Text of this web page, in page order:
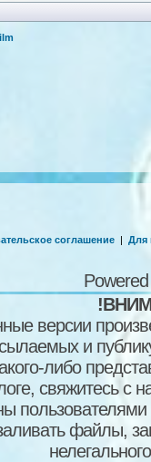
соглашение | Для
версии
и
либо
свяжитесь
пользователями
файлы,